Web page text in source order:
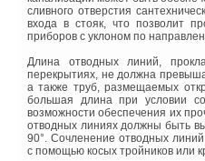
сливного отверстия
входа в стояк, что позволит
приборов с уклоном по
Длина отводных линий,
перекрытиях, не должна
а также труб, размещаемых
большая длина при условии
возможности обеспечения их
отводных линиях должны быть
90°. Сочленение отводных
с помощью косых тройников или
пиво» установлен
насос серии NOVAlobe.
«Оборудование
Grundfos — насосы
Hilge — очень высокого
качества, проблем при
эксплуатации нет,
работой насосов
довольны», — пояснил
Дмитрий Ракицкий.
Если обратиться к
Технология Nano Flame,
атмосферной горелки,
давлении газа (от 3,5 мбар),
самой горелки за счет
на раструбы и, как следствие,
Встроенная система
управления External
осуществлять
температуры в помещении,